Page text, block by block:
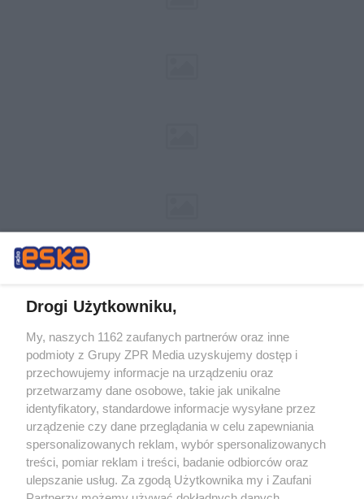
Żaden utwór zamieszczony w serwisie nie może być powielany i
rozpowszechniany lub dalej rozpowszechniany w jakikolwiek sposób (w
tym także elektroniczny lub mechaniczny) na jakimkolwiek polu
eksploatacji w jakiejkolwiek formie, włącznie z umieszczaniem w
Internecie bez pisemnej zgody właściciela praw. Jakiekolwiek użycie lub
wykorzystanie utworów w całości lub w części z naruszeniem prawa,
tzn. bez właściwej zgody, jest zabronione pod groźbą kary i może być
ścigane prawnie.
Drogi Użytkowniku,
My, naszych 1162 zaufanych partnerów oraz inne
podmioty z Grupy ZPR Media uzyskujemy dostęp i
przechowujemy informacje na urządzeniu oraz
przetwarzamy dane osobowe, takie jak unikalne
identyfikatory, standardowe informacje wysyłane przez
urządzenie czy dane przeglądania w celu zapewniania
spersonalizowanych reklam, wybór spersonalizowanych
treści, pomiar reklam i treści, badanie odbiorców oraz
ulepszanie usług. Za zgodą Użytkownika my i Zaufani